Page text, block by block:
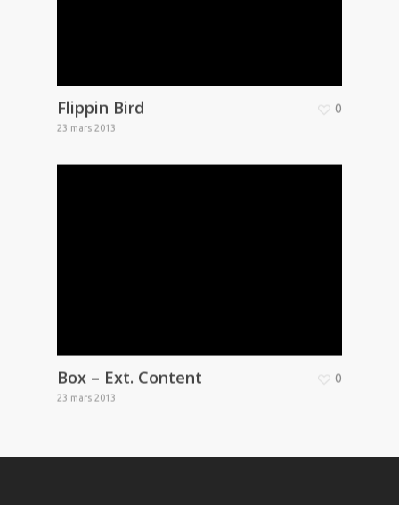
Flippin Bird
23 mars 2013
0
Box – Ext. Content
23 mars 2013
0